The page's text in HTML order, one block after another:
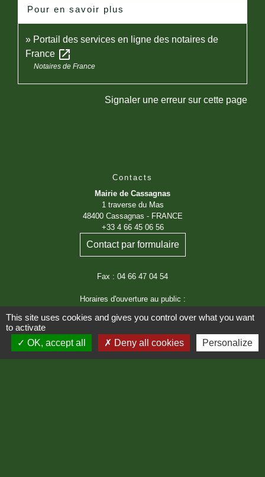
Pour en savoir plus
Portail des services en ligne des notaires de
France open_in_new
Notaires de France
Signaler une erreur sur cette page
Contacts
Mairie de Cassagnas
1 traverse du Mas
48400 Cassagnas - FRANCE
+33 4 66 45 06 56
Contact par formulaire
Fax : 04 66 47 04 54
Horaires d'ouverture au public :
Le jeudi : de 08h00 à 12h00
This site uses cookies and gives you control over what you want
to activate
OK, accept all
Deny all cookies Personalize